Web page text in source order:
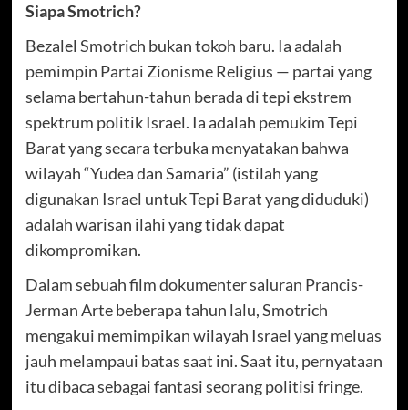
Siapa Smotrich?
Bezalel Smotrich bukan tokoh baru. Ia adalah
pemimpin Partai Zionisme Religius — partai yang
selama bertahun-tahun berada di tepi ekstrem
spektrum politik Israel. Ia adalah pemukim Tepi
Barat yang secara terbuka menyatakan bahwa
wilayah “Yudea dan Samaria” (istilah yang
digunakan Israel untuk Tepi Barat yang diduduki)
adalah warisan ilahi yang tidak dapat
dikompromikan.
Dalam sebuah film dokumenter saluran Prancis-
Jerman Arte beberapa tahun lalu, Smotrich
mengakui memimpikan wilayah Israel yang meluas
jauh melampaui batas saat ini. Saat itu, pernyataan
itu dibaca sebagai fantasi seorang politisi fringe.